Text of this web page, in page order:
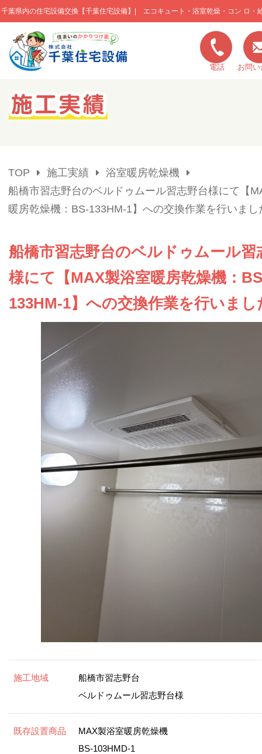
千葉県内の住宅設備交換【千葉住宅設備】| エコキュート・浴室乾燥・コン ロ・
このページの本文へ移動
電話 お問
キャンペーン一覧
会社概要
TOP 施工実績
浴室暖房乾燥機
船橋市習志野台のベルドゥムール習志野台様にて【
暖房乾燥機：BS-133HM-1】への交換作業を行いまし
船橋市習志野台のベルドゥムール習
様にて【MAX製浴室暖房乾燥機：
133HM-1】への交換作業を行いまし
施工地域
船橋市習志野台
ベルドゥムール習志野台様
既存設置商品
MAX製浴室暖房乾燥機
BS-103HMD-1